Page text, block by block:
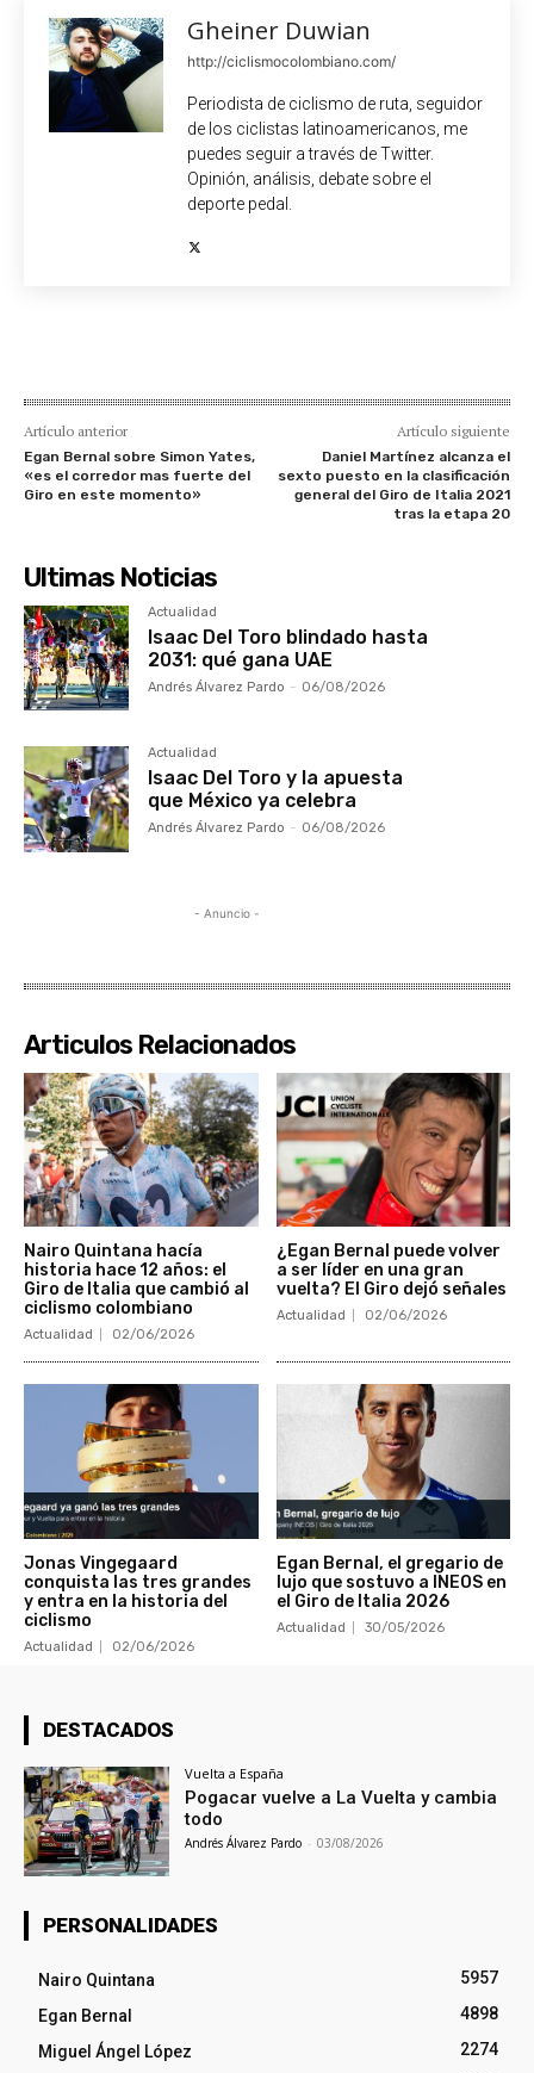
Gheiner Duwian
http://ciclismocolombiano.com/
Periodista de ciclismo de ruta, seguidor
de los ciclistas latinoamericanos, me
puedes seguir a través de Twitter.
Opinión, análisis, debate sobre el
deporte pedal.
Artículo anterior
Egan Bernal sobre Simon Yates,
«es el corredor mas fuerte del
Giro en este momento»
Artículo siguiente
Daniel Martínez alcanza el
sexto puesto en la clasificación
general del Giro de Italia 2021
tras la etapa 20
Ultimas Noticias
Actualidad
Isaac Del Toro blindado hasta
2031: qué gana UAE
Andrés Álvarez Pardo - 06/08/2026
Actualidad
Isaac Del Toro y la apuesta
que México ya celebra
Andrés Álvarez Pardo - 06/08/2026
- Anuncio -
Articulos Relacionados
Nairo Quintana hacía
historia hace 12 años: el
Giro de Italia que cambió al
ciclismo colombiano
Actualidad 02/06/2026
¿Egan Bernal puede volver
a ser líder en una gran
vuelta? El Giro dejó señales
Actualidad 02/06/2026
Jonas Vingegaard
conquista las tres grandes
y entra en la historia del
ciclismo
Actualidad 02/06/2026
Egan Bernal, el gregario de
lujo que sostuvo a INEOS en
el Giro de Italia 2026
Actualidad 30/05/2026
DESTACADOS
Vuelta a España
Pogacar vuelve a La Vuelta y cambia
todo
Andrés Álvarez Pardo - 03/08/2026
PERSONALIDADES
Nairo Quintana
5957
Egan Bernal
4898
Miguel Ángel López
2274